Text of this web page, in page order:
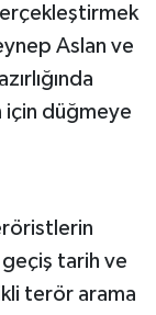
Aslan ve
için düğmeye
tarih ve
terör arama